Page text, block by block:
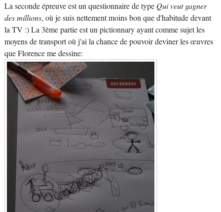
La seconde épreuve est un questionnaire de type Qui veut gagner
des millions, où je suis nettement moins bon que d'habitude devant
la TV :) La 3ème partie est un pictionnary ayant comme sujet les
moyens de transport où j'ai la chance de pouvoir deviner les œuvres
que Florence me dessine: